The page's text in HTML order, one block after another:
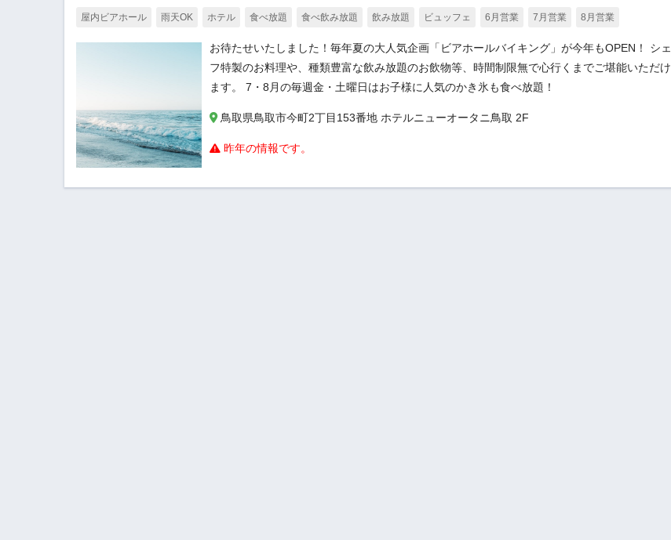
屋内ビアホール 雨天OK ホテル 食べ放題 食べ飲み放題 飲み放題 ビュッフェ 6月営業 7月営業 8月営業
お待たせいたしました！毎年夏の大人気企画「ビアホールバイキング」が今年もOPEN！ シェ
フ特製のお料理や、種類豊富な飲み放題のお飲物等、時間制限無で心行くまでご堪能いただけ
ます。 7・8月の毎週金・土曜日はお子様に人気のかき氷も食べ放題！
鳥取県鳥取市今町2丁目153番地 ホテルニューオータニ鳥取 2F
昨年の情報です。